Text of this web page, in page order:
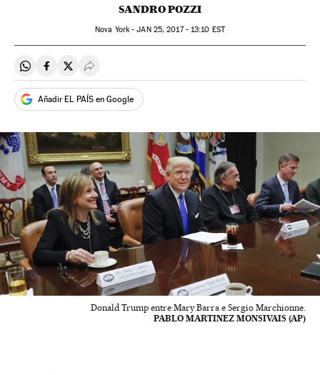
SANDRO POZZI
Nova York -JAN25, 2017 - 13:10 EST
Compartir en Whatsapp
Compartir en Facebook
Compartir en Twitter
Desplegar Redes Sociales
Añadir EL PAÍS en Google
Donald Trump entre Mary Barra e Sergio Marchionne.
PABLO MARTINEZ MONSIVAIS (AP)